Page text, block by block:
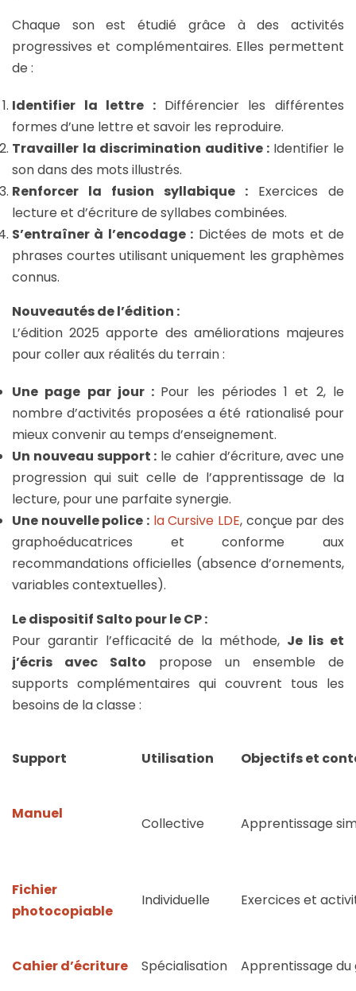
Chaque son est étudié grâce à des activités
progressives et complémentaires. Elles permettent
de :
Identifier la lettre : Différencier les différentes
formes d’une lettre et savoir les reproduire.
Travailler la discrimination auditive : Identifier le
son dans des mots illustrés.
Renforcer la fusion syllabique : Exercices de
lecture et d’écriture de syllabes combinées.
S’entraîner à l’encodage : Dictées de mots et de
phrases courtes utilisant uniquement les graphèmes
connus.
Nouveautés de l’édition :
L’édition 2025 apporte des améliorations majeures
pour coller aux réalités du terrain :
Une page par jour : Pour les périodes 1 et 2, le
nombre d’activités proposées a été rationalisé pour
mieux convenir au temps d’enseignement.
Un nouveau support : le cahier d’écriture, avec une
progression qui suit celle de l’apprentissage de la
lecture, pour une parfaite synergie.
Une nouvelle police : la Cursive LDE, conçue par des
graphoéducatrices et conforme aux
recommandations officielles (absence d’ornements,
variables contextuelles).
Le dispositif Salto pour le CP:
Pour garantir l’efficacité de la méthode, Je lis et
j’écris avec Salto propose un ensemble de
supports complémentaires qui couvrent tous les
besoins de la classe :
Support Utilisation Objectifs et
Manuel
Collective Apprentissage
Fichier
photocopiable
Individuelle Exercices et
Cahier d’écriture Spécialisation Apprentissage du